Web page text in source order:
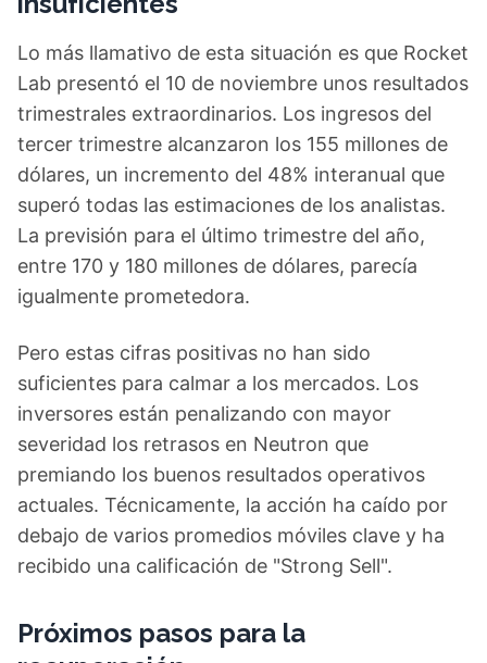
Lo más llamativo de esta situación es que Rocket
Lab presentó el 10 de noviembre unos resultados
trimestrales extraordinarios. Los ingresos del
tercer trimestre alcanzaron los 155 millones de
dólares, un incremento del 48% interanual que
superó todas las estimaciones de los analistas.
La previsión para el último trimestre del año,
entre 170 y 180 millones de dólares, parecía
igualmente prometedora.
Pero estas cifras positivas no han sido
suficientes para calmar a los mercados. Los
inversores están penalizando con mayor
severidad los retrasos en Neutron que
premiando los buenos resultados operativos
actuales. Técnicamente, la acción ha caído por
debajo de varios promedios móviles clave y ha
recibido una calificación de "Strong Sell".
Próximos pasos para la